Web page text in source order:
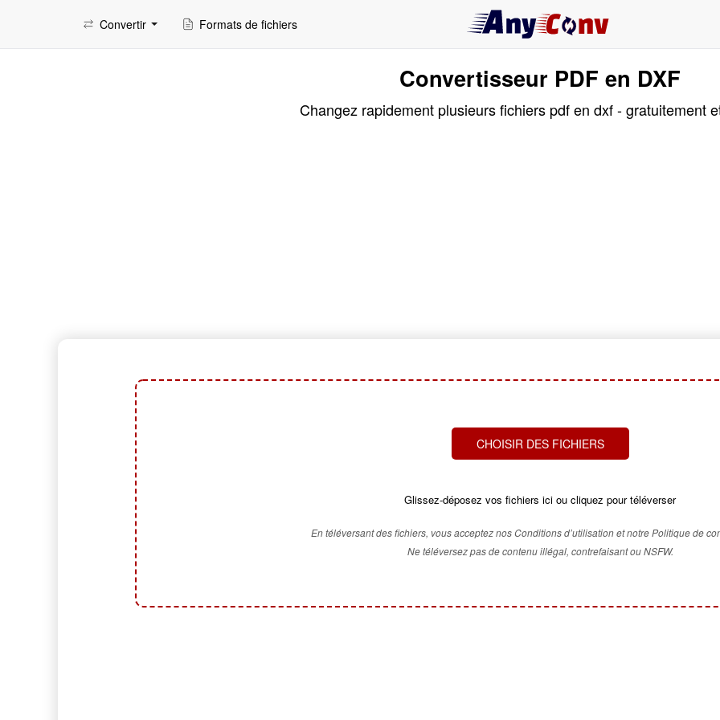
Convertir Formats de fichiers
Convertisseur PDF en DXF
Changez rapidement plusieurs fichiers pdf en dxf - gratuitement
CHOISIR DES FICHIERS
Glissez-déposez vos fichiers ici ou cliquez pour téléverser
En téléversant des fichiers, vous acceptez nos Conditions d’utilisation et notre Politique de
Ne téléversez pas de contenu illégal, contrefaisant ou NSFW.